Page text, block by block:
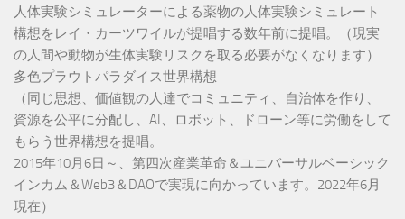
人体実験シミュレーターによる薬物の人体実験シミュレート
構想をレイ・カーツワイルが提唱する数年前に提唱。（現実
の人間や動物が生体実験リスクを取る必要がなくなります）
多色プラウトパラダイス世界構想
（同じ思想、価値観の人達でコミュニティ、自治体を作り、
資源を公平に分配し、AI、ロボット、ドローン等に労働をして
もらう世界構想を提唱。
2015年10月6日～、第四次産業革命＆ユニバーサルベーシック
インカム＆Web3＆DAOで実現に向かっています。2022年6月
現在）